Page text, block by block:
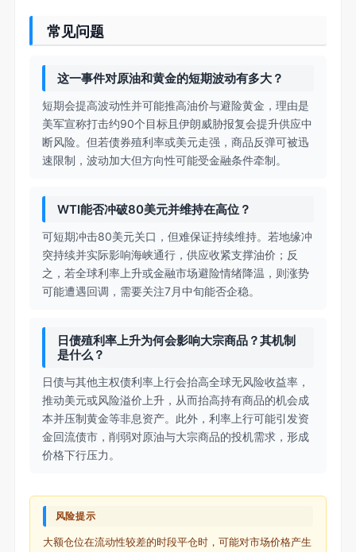
常见问题
这一事件对原油和黄金的短期波动有多大？
短期会提高波动性并可能推高油价与避险黄金，理由是
美军宣称打击约90个目标且伊朗威胁报复会提升供应中
断风险。但若债券殖利率或美元走强，商品反弹可被迅
速限制，波动加大但方向性可能受金融条件牵制。
WTI能否冲破80美元并维持在高位？
可短期冲击80美元关口，但难保证持续维持。若地缘冲
突持续并实际影响海峡通行，供应收紧支撑油价；反
之，若全球利率上升或金融市场避险情绪降温，则涨势
可能遭遇回调，需要关注7月中旬能否企稳。
日债殖利率上升为何会影响大宗商品？其机制
是什么？
日债与其他主权债利率上行会抬高全球无风险收益率，
推动美元或风险溢价上升，从而抬高持有商品的机会成
本并压制黄金等非息资产。此外，利率上行可能引发资
金回流债市，削弱对原油与大宗商品的投机需求，形成
价格下行压力。
风险提示
大额仓位在流动性较差的时段平仓时，可能对市场价格产生